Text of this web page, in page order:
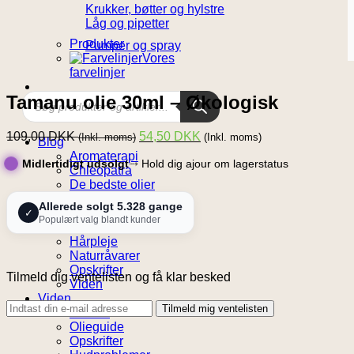
Krukker, bøtter og hylstre
Låg og pipetter
Pumper og spray
Produkter
Vores
farvelinjer
Products
search
Blog
Aromaterapi
Chleopatra
De bedste olier
Hudpleje
Hudproblemer
Hårpleje
Naturråvarer
Opskrifter
Viden
Viden
Guides
Olieguide
Opskrifter
Tamanu olie 30ml – Økologisk
109,00DKK (Inkl. moms) 54,50 DKK (Inkl. moms)
Midlertidigt udsolgt⤑ Hold dig ajour om lagerstatus
✓ Allerede solgt 5.328 gange
Populært valg blandt kunder
Tilmeld dig ventelisten og få klar besked
Tilmeld mig ventelisten